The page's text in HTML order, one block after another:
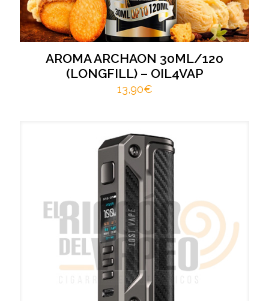
AROMA ARCHAON 30ML/120
(LONGFILL) – OIL4VAP
13,90€